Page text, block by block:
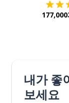
내가 좋
보세요